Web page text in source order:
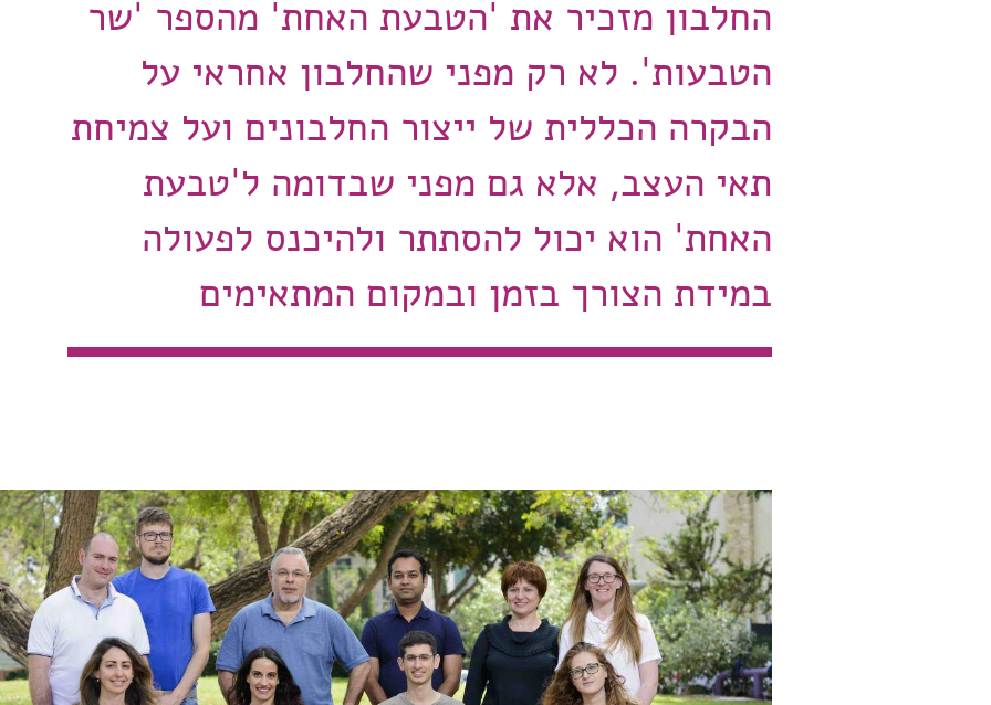
החלבון מזכיר את 'הטבעת האחת' מהספר 'שר
הטבעות'. לא רק מפני שהחלבון אחראי על
הבקרה הכללית של ייצור החלבונים ועל צמיחת
תאי העצב, אלא גם מפני שבדומה ל'טבעת
האחת' הוא יכול להסתתר ולהיכנס לפעולה
במידת הצורך בזמן ובמקום המתאימים